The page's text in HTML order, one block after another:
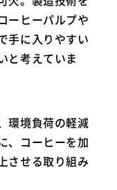
ーヒーパルプや
手に入りやすい
と考えていま
環境負荷の軽減
、コーヒーを加
させる取り組み